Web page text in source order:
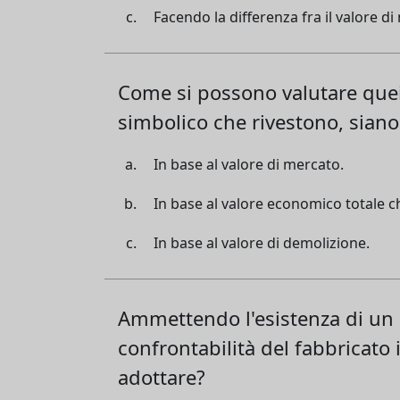
Facendo la differenza fra il valore
Come si possono valutare
simbolico che rivestono,
In base al valore di mercato.
In base al valore economico totale
In base al valore di demolizione.
Ammettendo l'esistenza di
confrontabilità del fabbricato
adottare?